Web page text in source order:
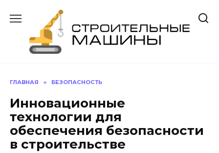
содержанию
ГЛАВНАЯ » БЕЗОПАСНОСТЬ
Инновационные
технологии для
обеспечения безопасности
в строительстве